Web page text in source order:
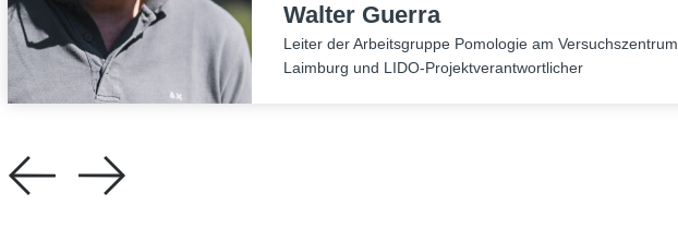
Walter Guerra
Leiter der Arbeitsgruppe Pomologie am Versuchszentrum
Laimburg und LIDO-Projektverantwortlicher